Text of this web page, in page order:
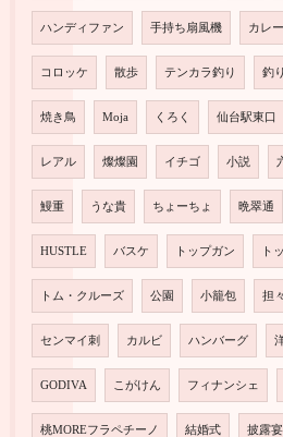
ハンディファン 手持ち扇風機 カレー
コロッケ 散歩 テンカラ釣り 釣り
焼き鳥 Moja くろく 仙台駅東口
レアル 燦燦園 イチゴ 小説
鰻重 うな貴 ちょーちょ 晩翠通
HUSTLE バスケ トップガン ト
トム・クルーズ 公園 小籠包 担
センマイ刺 カルビ ハンバーグ
GODIVA こがけん フィナンシェ
桃MOREフラペチーノ 結婚式 披露宴